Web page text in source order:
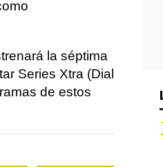
la séptima
Series Xtra (Dial
de estos